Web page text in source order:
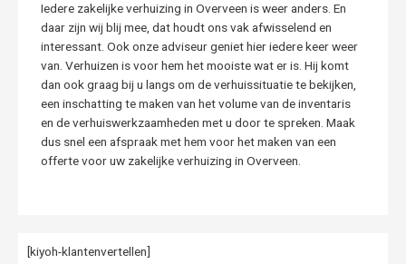
Iedere zakelijke verhuizing in Overveen is weer anders. En
daar zijn wij blij mee, dat houdt ons vak afwisselend en
interessant. Ook onze adviseur geniet hier iedere keer weer
van. Verhuizen is voor hem het mooiste wat er is. Hij komt
dan ook graag bij u langs om de verhuissituatie te bekijken,
een inschatting te maken van het volume van de inventaris
en de verhuiswerkzaamheden met u door te spreken. Maak
dus snel een afspraak met hem voor het maken van een
offerte voor uw zakelijke verhuizing in Overveen.
[kiyoh-klantenvertellen]